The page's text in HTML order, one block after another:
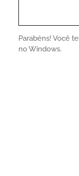
Parabéns! Você
no Windows.